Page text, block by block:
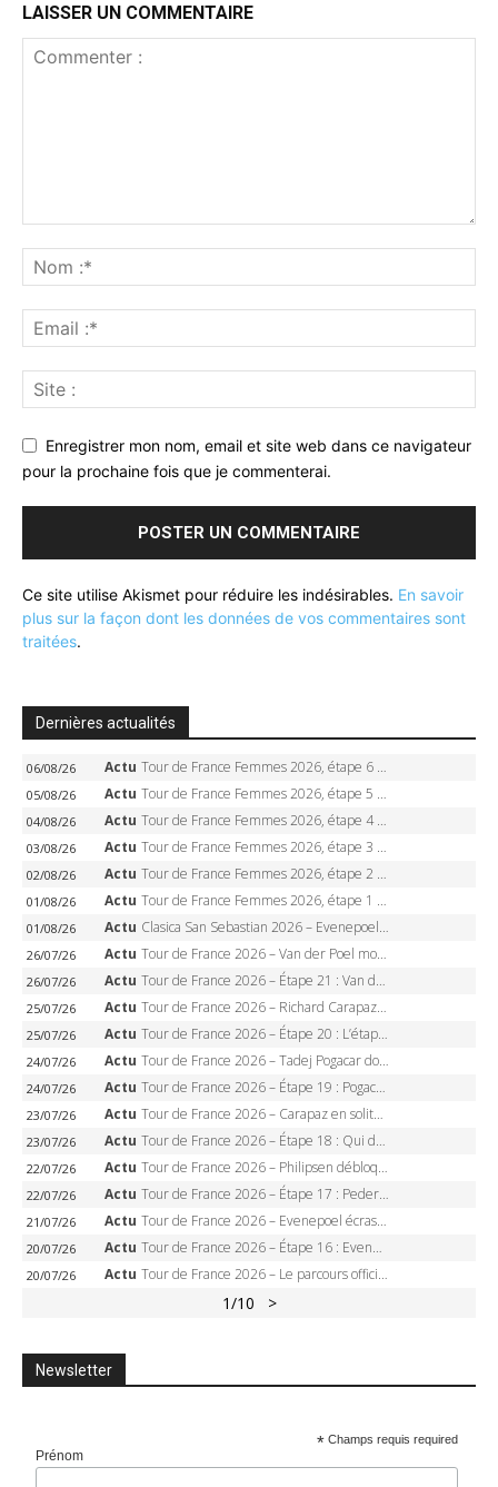
LAISSER UN COMMENTAIRE
Enregistrer mon nom, email et site web dans ce navigateur
pour la prochaine fois que je commenterai.
Ce site utilise Akismet pour réduire les indésirables. En savoir
plus sur la façon dont les données de vos commentaires sont
traitées.
Dernières actualités
06/08/26 Actu Tour de France Femmes 2026, étape 6 – Kim Le Court-Pienaar gagne à Tournon, Reusser en jaune
05/08/26 Actu Tour de France Femmes 2026, étape 5 – Demi Vollering gagne à Belleville, Reusser en jaune, Ferrand-Prévot coule
04/08/26 Actu Tour de France Femmes 2026, étape 4 – Marlen Reusser écrase le chrono, Ferrand-Prévot en crise
03/08/26 Actu Tour de France Femmes 2026, étape 3 – Sigrid Haugset en solitaire, 88 km d’échappée, maillot jaune
02/08/26 Actu Tour de France Femmes 2026, étape 2 – Lorena Wiebes doublé à Genève, Markus héroïque, 7e record
01/08/26 Actu Tour de France Femmes 2026, étape 1 – Lorena Wiebes intouchable à Lausanne, premier maillot jaune
01/08/26 Actu Clasica San Sebastian 2026 – Evenepoel recordman, 4e victoire, Carapaz battu au sprint
26/07/26 Actu Tour de France 2026 – Van der Poel monumental à Paris, Pogacar égale le record des cinq sacres
26/07/26 Actu Tour de France 2026 – Étape 21 : Van der Poel, Pogacar, qui succédera à Wout van Aert sur les Champs-Elysées ?
25/07/26 Actu Tour de France 2026 – Richard Carapaz roi des Alpes, doublé et maillot à pois, Seixas perd le podium
25/07/26 Actu Tour de France 2026 – Étape 20 : L’étape reine, Galibier, Sarenne, Alpe d’Huez, qui succédera à Pogacar ?
24/07/26 Actu Tour de France 2026 – Tadej Pogacar dompte l’Alpe d’Huez, 5e victoire, record de Pantani pulvérisé
24/07/26 Actu Tour de France 2026 – Étape 19 : Pogacar peut-il enfin dompter l’Alpe d’Huez ?
23/07/26 Actu Tour de France 2026 – Carapaz en solitaire à Orcières-Merlette, Paret-Peintre à un point du maillot à pois
23/07/26 Actu Tour de France 2026 – Étape 18 : Qui domptera Orcières-Merlette, première marche vers l’Alpe d’Huez ?
22/07/26 Actu Tour de France 2026 – Philipsen débloque son compteur à Voiron, Pedersen en danger pour le maillot vert
22/07/26 Actu Tour de France 2026 – Étape 17 : Pedersen peut-il verrouiller le maillot vert à Voiron ?
21/07/26 Actu Tour de France 2026 – Evenepoel écrase le chrono d’Évian, Seixas 4e, Lipowitz abandonne
20/07/26 Actu Tour de France 2026 – Étape 16 : Evenepoel, Pogacar, Ganna… qui domptera le chrono d’Évian pour redessiner le podium ?
20/07/26 Actu Tour de France 2026 – Le parcours officiel complet : 21 étapes, profils, carte et dates
1/10 >
Newsletter
* Champs requis required
Prénom